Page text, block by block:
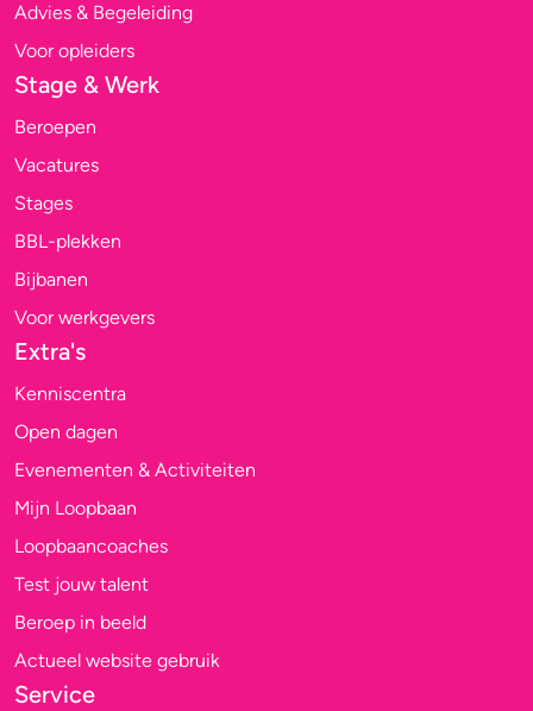
Advies & Begeleiding
Voor opleiders
Stage & Werk
Beroepen
Vacatures
Stages
BBL-plekken
Bijbanen
Voor werkgevers
Extra's
Kenniscentra
Open dagen
Evenementen & Activiteiten
Mijn Loopbaan
Loopbaancoaches
Test jouw talent
Beroep in beeld
Actueel website gebruik
Service